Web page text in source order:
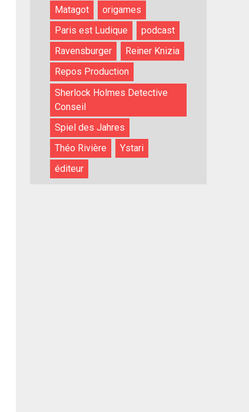
Matagot
origames
Paris est Ludique
podcast
Ravensburger
Reiner Knizia
Repos Production
Sherlock Holmes Detective
Conseil
Spiel des Jahres
Théo Rivière
Ystari
éditeur